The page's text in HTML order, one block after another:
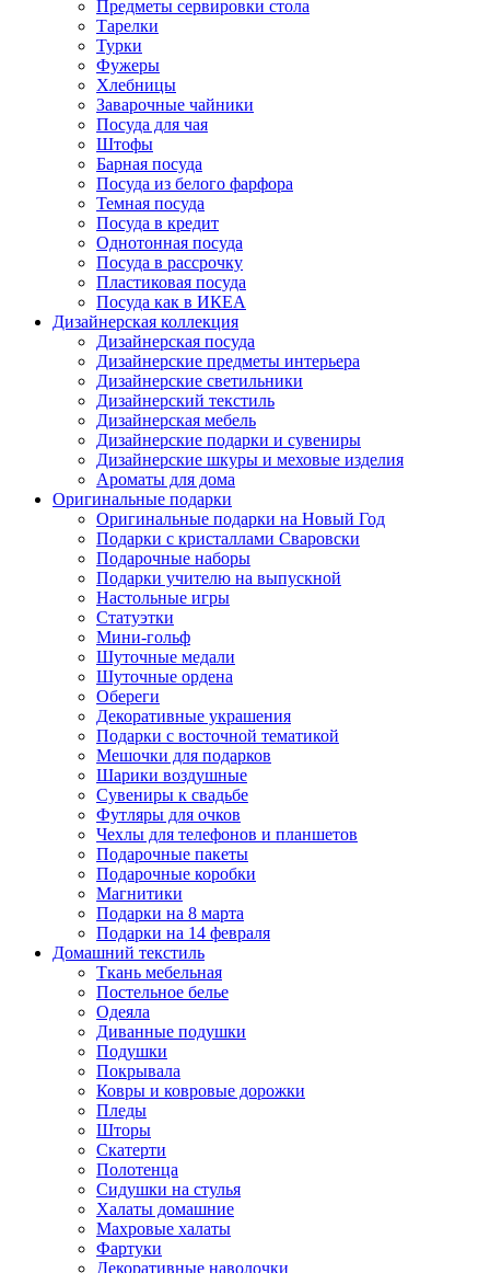
Предметы сервировки стола
Тарелки
Турки
Фужеры
Хлебницы
Заварочные чайники
Посуда для чая
Штофы
Барная посуда
Посуда из белого фарфора
Темная посуда
Посуда в кредит
Однотонная посуда
Посуда в рассрочку
Пластиковая посуда
Посуда как в ИКЕА
Дизайнерская коллекция
Дизайнерская посуда
Дизайнерские предметы интерьера
Дизайнерские светильники
Дизайнерский текстиль
Дизайнерская мебель
Дизайнерские подарки и сувениры
Дизайнерские шкуры и меховые изделия
Ароматы для дома
Оригинальные подарки
Оригинальные подарки на Новый Год
Подарки с кристаллами Сваровски
Подарочные наборы
Подарки учителю на выпускной
Настольные игры
Статуэтки
Мини-гольф
Шуточные медали
Шуточные ордена
Обереги
Декоративные украшения
Подарки с восточной тематикой
Мешочки для подарков
Шарики воздушные
Сувениры к свадьбе
Футляры для очков
Чехлы для телефонов и планшетов
Подарочные пакеты
Подарочные коробки
Магнитики
Подарки на 8 марта
Подарки на 14 февраля
Домашний текстиль
Ткань мебельная
Постельное белье
Одеяла
Диванные подушки
Подушки
Покрывала
Ковры и ковровые дорожки
Пледы
Шторы
Скатерти
Полотенца
Сидушки на стулья
Халаты домашние
Махровые халаты
Фартуки
Декоративные наволочки